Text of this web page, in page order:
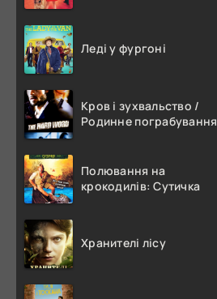
Леді у фургоні
Кров і зухвальство /
Родинне пограбування
Полювання на
крокодилів: Сутичка
Хранителі лісу